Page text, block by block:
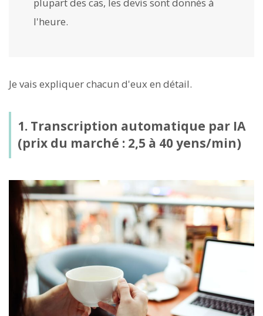
plupart des cas, les devis sont donnés à
l'heure.
Je vais expliquer chacun d'eux en détail.
1. Transcription automatique par IA
(prix du marché : 2,5 à 40 yens/min)